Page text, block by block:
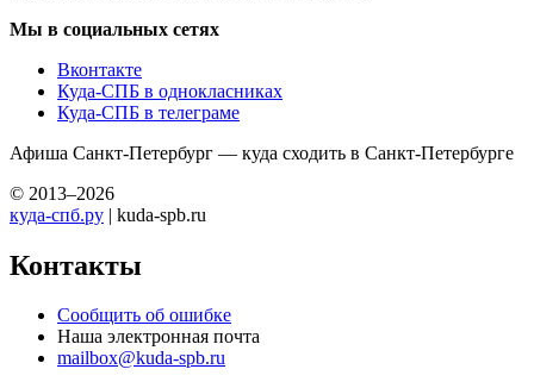
Мы в социальных сетях
Вконтакте
Куда-СПБ в однокласниках
Куда-СПБ в телеграме
Афиша Санкт-Петербург — куда сходить в Санкт-Петербурге
© 2013–2026
куда-спб.ру | kuda-spb.ru
Контакты
Сообщить об ошибке
Наша электронная почта
mailbox@kuda-spb.ru